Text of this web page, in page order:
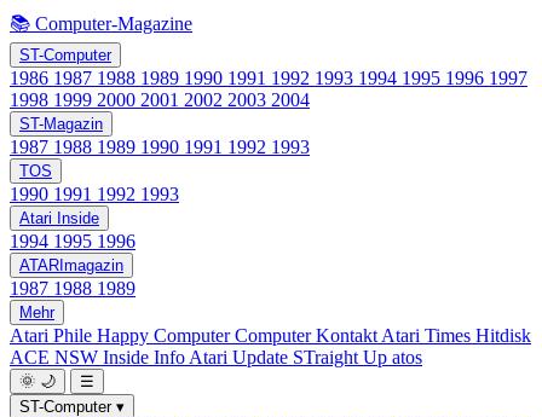
📚 Computer-Magazine
ST-Computer
1986 1987 1988 1989 1990 1991 1992 1993 1994 1995 1996 1997
1998 1999 2000 2001 2002 2003 2004
ST-Magazin
1987 1988 1989 1990 1991 1992 1993
TOS
1990 1991 1992 1993
Atari Inside
1994 1995 1996
ATARImagazin
1987 1988 1989
Mehr
Atari Phile Happy ComputerComputer Kontakt Atari Times Hitdisk
ACE NSW Inside Info Atari Update STraight Up atos
🌞 🌙
☰
ST-Computer ▾